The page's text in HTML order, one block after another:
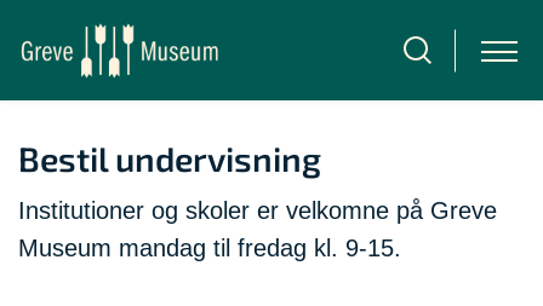
Bestil undervisning
Institutioner og skoler er velkomne på Greve
Museum mandag til fredag kl. 9-15.